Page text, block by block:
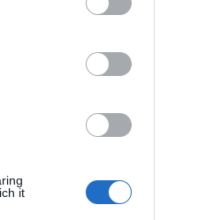
it